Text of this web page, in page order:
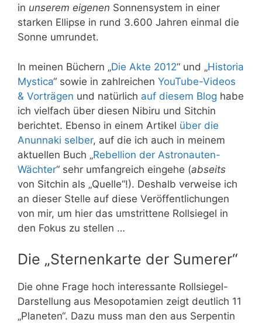
in unserem eigenen Sonnensystem in einer
starken Ellipse in rund 3.600 Jahren einmal die
Sonne umrundet.
In meinen Büchern „Die Akte 2012“ und „Historia
Mystica“ sowie in zahlreichen YouTube-Videos
& Vorträgen und natürlich auf diesem Blog habe
ich vielfach über diesen Nibiru und Sitchin
berichtet. Ebenso in einem Artikel über die
Anunnaki selber, auf die ich auch in meinem
aktuellen Buch „Rebellion der Astronauten-
Wächter“ sehr umfangreich eingehe (abseits
von Sitchin als „Quelle“!). Deshalb verweise ich
an dieser Stelle auf diese Veröffentlichungen
von mir, um hier das umstrittene Rollsiegel in
den Fokus zu stellen …
Die „Sternenkarte der Sumerer“
Die ohne Frage hoch interessante Rollsiegel-
Darstellung aus Mesopotamien zeigt deutlich 11
„Planeten“. Dazu muss man den aus Serpentin